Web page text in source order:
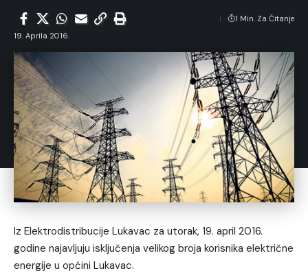
19. Aprila 2016.
1 Min. Za Čitanje
Iz Elektrodistribucije Lukavac za utorak, 19. april 2016.
godine najavljuju isključenja velikog broja korisnika električne
energije u općini Lukavac.